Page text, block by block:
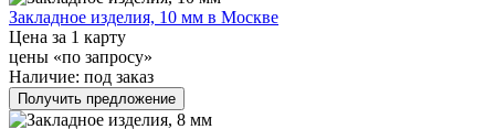
Закладное изделия, 10 мм в Москве
Цена за 1 карту
цены «по запросу»
Наличие: под заказ
Получить предложение